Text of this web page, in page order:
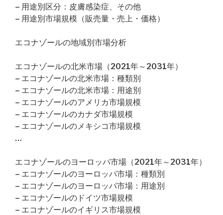
– 用途別区分：皮膚感染症、その他
– 用途別市場規模（販売量・売上・価格）
エコナゾールの地域別市場分析
エコナゾールの北米市場（2021年～2031年）
– エコナゾールの北米市場：種類別
– エコナゾールの北米市場：用途別
– エコナゾールのアメリカ市場規模
– エコナゾールのカナダ市場規模
– エコナゾールのメキシコ市場規模
…
エコナゾールのヨーロッパ市場（2021年～2031年）
– エコナゾールのヨーロッパ市場：種類別
– エコナゾールのヨーロッパ市場：用途別
– エコナゾールのドイツ市場規模
– エコナゾールのイギリス市場規模